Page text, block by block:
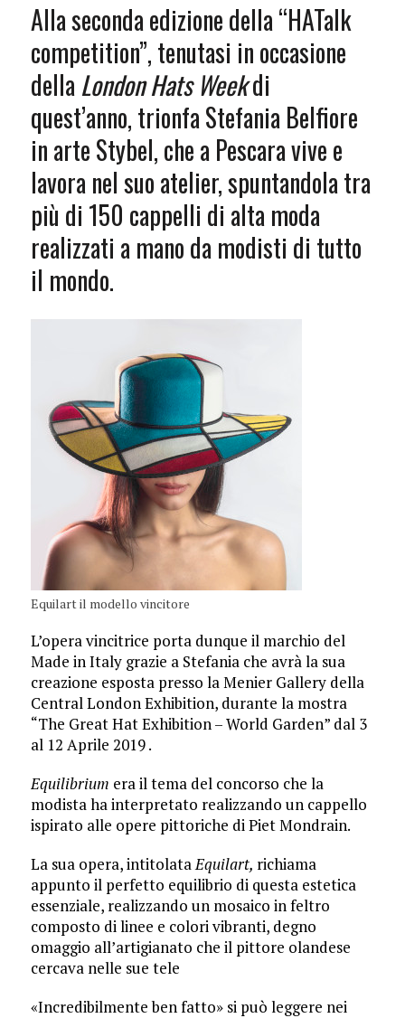
Alla seconda edizione della “HATalk
competition”, tenutasi in occasione
dellaLondon Hats Weekdi
quest’anno, trionfa Stefania Belfiore
in arte Stybel, che a Pescara vive e
lavora nel suo atelier, spuntandola tra
più di 150 cappelli di alta moda
realizzati a mano da modisti di tutto
il mondo.
Equilart il modello vincitore
L’opera vincitrice porta dunque il marchio del
Made in Italy grazie a Stefania che avrà la sua
creazione esposta presso la Menier Gallery della
Central London Exhibition, durante la mostra
“The Great Hat Exhibition – World Garden” dal 3
al 12 Aprile 2019 .
Equilibrium era il tema del concorso che la
modista ha interpretato realizzando un cappello
ispirato alle opere pittoriche di Piet Mondrain.
La sua opera, intitolataEquilart, richiama
appunto il perfetto equilibrio di questa estetica
essenziale, realizzando un mosaico in feltro
composto di linee e colori vibranti, degno
omaggio all’artigianato che il pittore olandese
cercava nelle sue tele
«Incredibilmente ben fatto» si può leggere nei